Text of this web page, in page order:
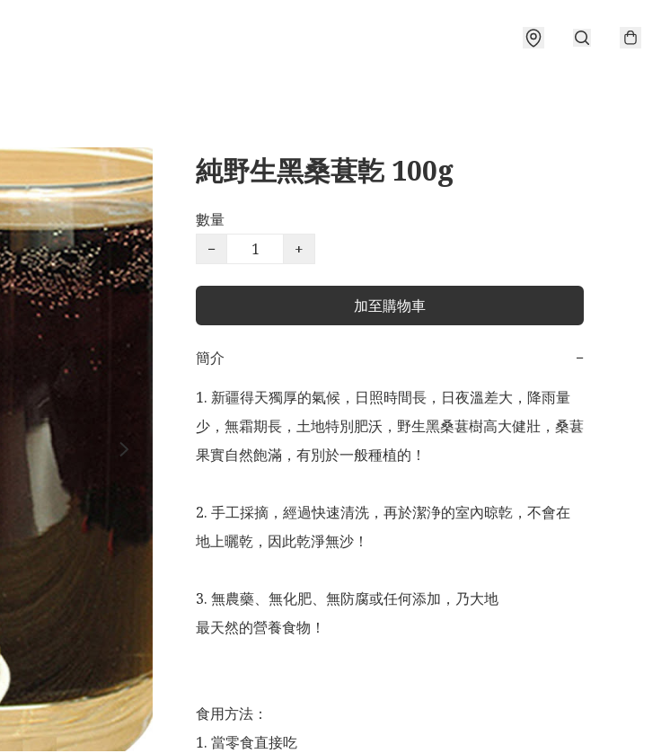
純野生黑桑葚亁 100g
數量
−
+
加至購物車
簡介
−
1. 新疆得天獨厚的氣候，日照時間長，日夜溫差大，降雨量
少，無霜期長，土地特別肥沃，野生黑桑葚樹高大健壯，桑葚
果實自然飽滿，有別於一般種植的！
2. 手工採摘，經過快速清洗，再於潔浄的室內晾亁，不會在
地上曬乾，因此乾淨無沙！
3. 無農藥、無化肥、無防腐或任何添加，乃大地
最天然的營養食物！
食用方法：
1. 當零食直接吃